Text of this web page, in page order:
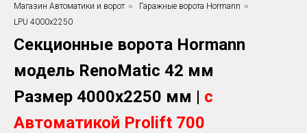
Магазин Автоматики и ворот » Гаражные ворота Hormann »
LPU 4000x2250
Секционные ворота Hormann
модель RenoMatic 42 мм
Размер 4000х2250 мм | с
Автоматикой Prolift 700